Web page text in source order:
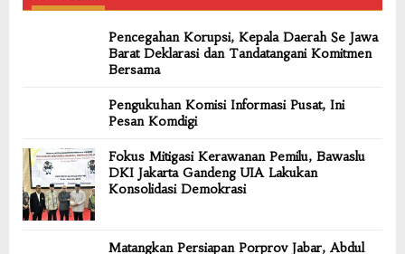
Pencegahan Korupsi, Kepala Daerah Se Jawa
Barat Deklarasi dan Tandatangani Komitmen
Bersama
Pengukuhan Komisi Informasi Pusat, Ini
Pesan Komdigi
Fokus Mitigasi Kerawanan Pemilu, Bawaslu
DKI Jakarta Gandeng UIA Lakukan
Konsolidasi Demokrasi
Matangkan Persiapan Porprov Jabar, Abdul